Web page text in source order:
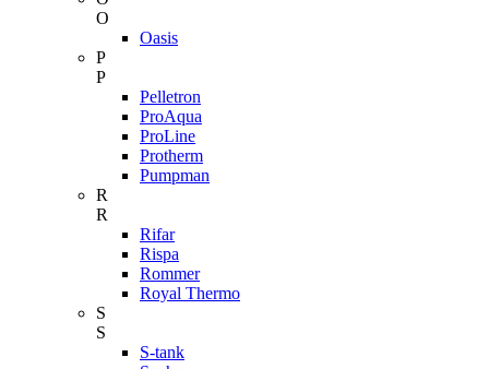
O
Oasis
P
P
Pelletron
ProAqua
ProLine
Protherm
Pumpman
R
R
Rifar
Rispa
Rommer
Royal Thermo
S
S
S-tank